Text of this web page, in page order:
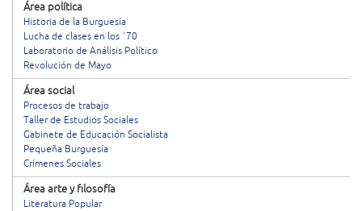
Área política
Historia de la Burguesía
Lucha de clases en los ´70
Laboratorio de Análisis Político
Revolución de Mayo
Área social
Procesos de trabajo
Taller de Estudios Sociales
Gabinete de Educación Socialista
Pequeña Burguesía
Crímenes Sociales
Área arte y filosofía
Literatura Popular